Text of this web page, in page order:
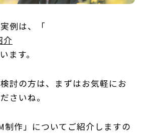
例は、「
介
ます。
討の方は、まずはお気軽にお
さいね。
制作」についてご紹介しますの